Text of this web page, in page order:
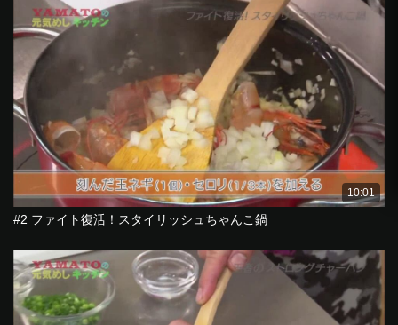
10:01
#2 ファイト復活！スタイリッシュちゃんこ鍋